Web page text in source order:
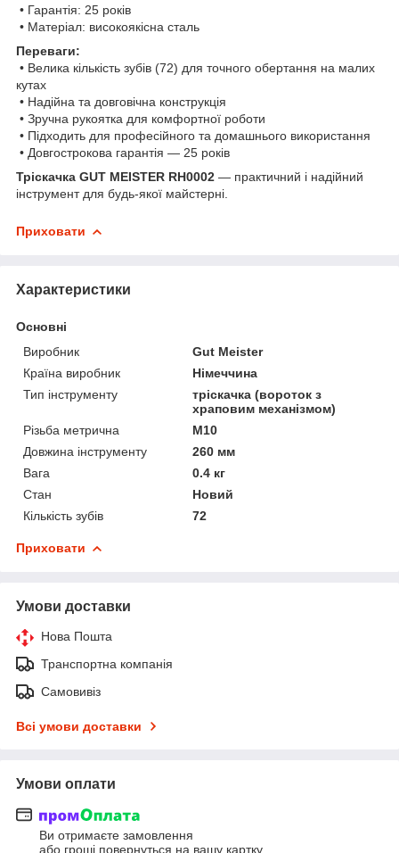
• Гарантія: 25 років
• Матеріал: високоякісна сталь
Переваги:
• Велика кількість зубів (72) для точного обертання на малих
кутах
• Надійна та довговічна конструкція
• Зручна рукоятка для комфортної роботи
• Підходить для професійного та домашнього використання
• Довгострокова гарантія — 25 років
Тріскачка GUT MEISTER RH0002 — практичний і надійний
інструмент для будь-якої майстерні.
Приховати
Характеристики
Основні
Виробник
Gut Meister
Країна виробник
Німеччина
Тип інструменту
тріскачка (вороток з
храповим механізмом)
Різьба метрична
M10
Довжина інструменту
260 мм
Вага
0.4 кг
Стан
Новий
Кількість зубів
72
Приховати
Умови доставки
Нова Пошта
Транспортна компанія
Самовивіз
Всі умови доставки
Умови оплати
Ви отримаєте замовлення
або гроші повернуться на вашу картку